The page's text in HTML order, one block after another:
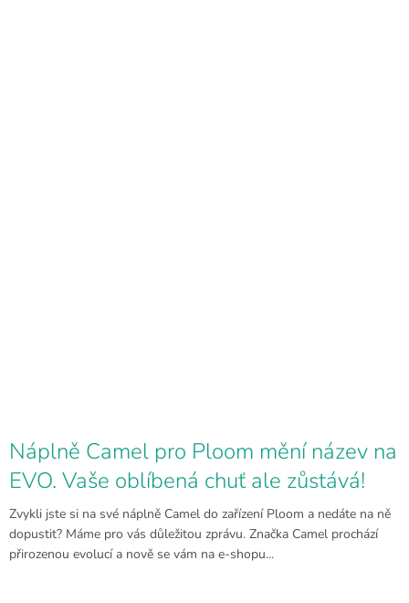
Náplně Camel pro Ploom mění název na
EVO. Vaše oblíbená chuť ale zůstává!
Zvykli jste si na své náplně Camel do zařízení Ploom a nedáte na ně
dopustit? Máme pro vás důležitou zprávu. Značka Camel prochází
přirozenou evolucí a nově se vám na e-shopu...